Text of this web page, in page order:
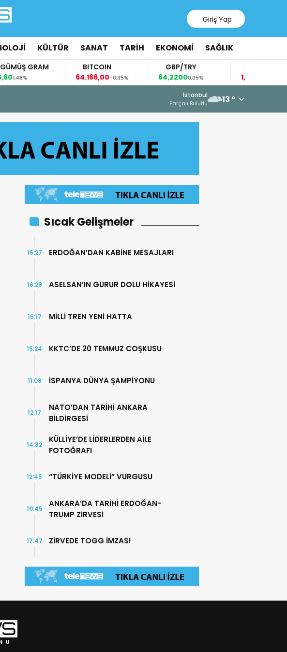
Giriş Yap
KÜLTÜR SANAT TARİH EKONOMİ SAĞLIK
GRAM
BITCOIN
64.166,00-0,35%
GBP/TRY
64,22000,05%
EUR/USD
1,1524
-0,01%
İstanbul
Parçalı Bulutlu 13 °
Sıcak Gelişmeler
ERDOĞAN’DAN KABİNE MESAJLARI
15:27
ASELSAN’IN GURUR DOLU HİKAYESİ
16:29
MİLLİ TREN YENİ HATTA
16:17
KKTC’DE 20 TEMMUZ COŞKUSU
15:24
İSPANYA DÜNYA ŞAMPİYONU
11:08
NATO’DAN TARİHİ ANKARA
BİLDİRGESİ
12:17
KÜLLİYE’DE LİDERLERDEN AİLE
FOTOĞRAFI
14:32
“TÜRKİYE MODELİ” VURGUSU
12:45
ANKARA’DA TARİHİ ERDOĞAN-
TRUMP ZİRVESİ
10:45
ZİRVEDE TOGG İMZASI
17:47